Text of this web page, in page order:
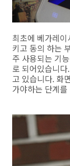
최초에 베가레
키고 동의 하는
주 사용되는 기
로 되어있습니
고 있습니다. 화
가야하는 단계